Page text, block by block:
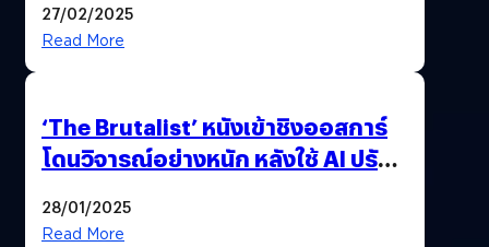
27/02/2025
Read More
‘The Brutalist’ หนังเข้าชิงออสการ์
โดนวิจารณ์อย่างหนัก หลังใช้ AI ปรับ
28/01/2025
Read More